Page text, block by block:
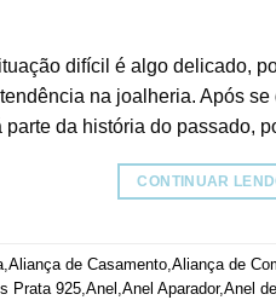
difícil é algo delicado,
na joalheria. Após
da história do passado,
CONTINUAR
Aliança de Casamento Aliança de
Prata 925 Anel Anel Aparador,Anel